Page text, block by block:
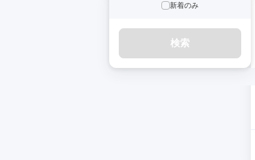
新着のみ
検索